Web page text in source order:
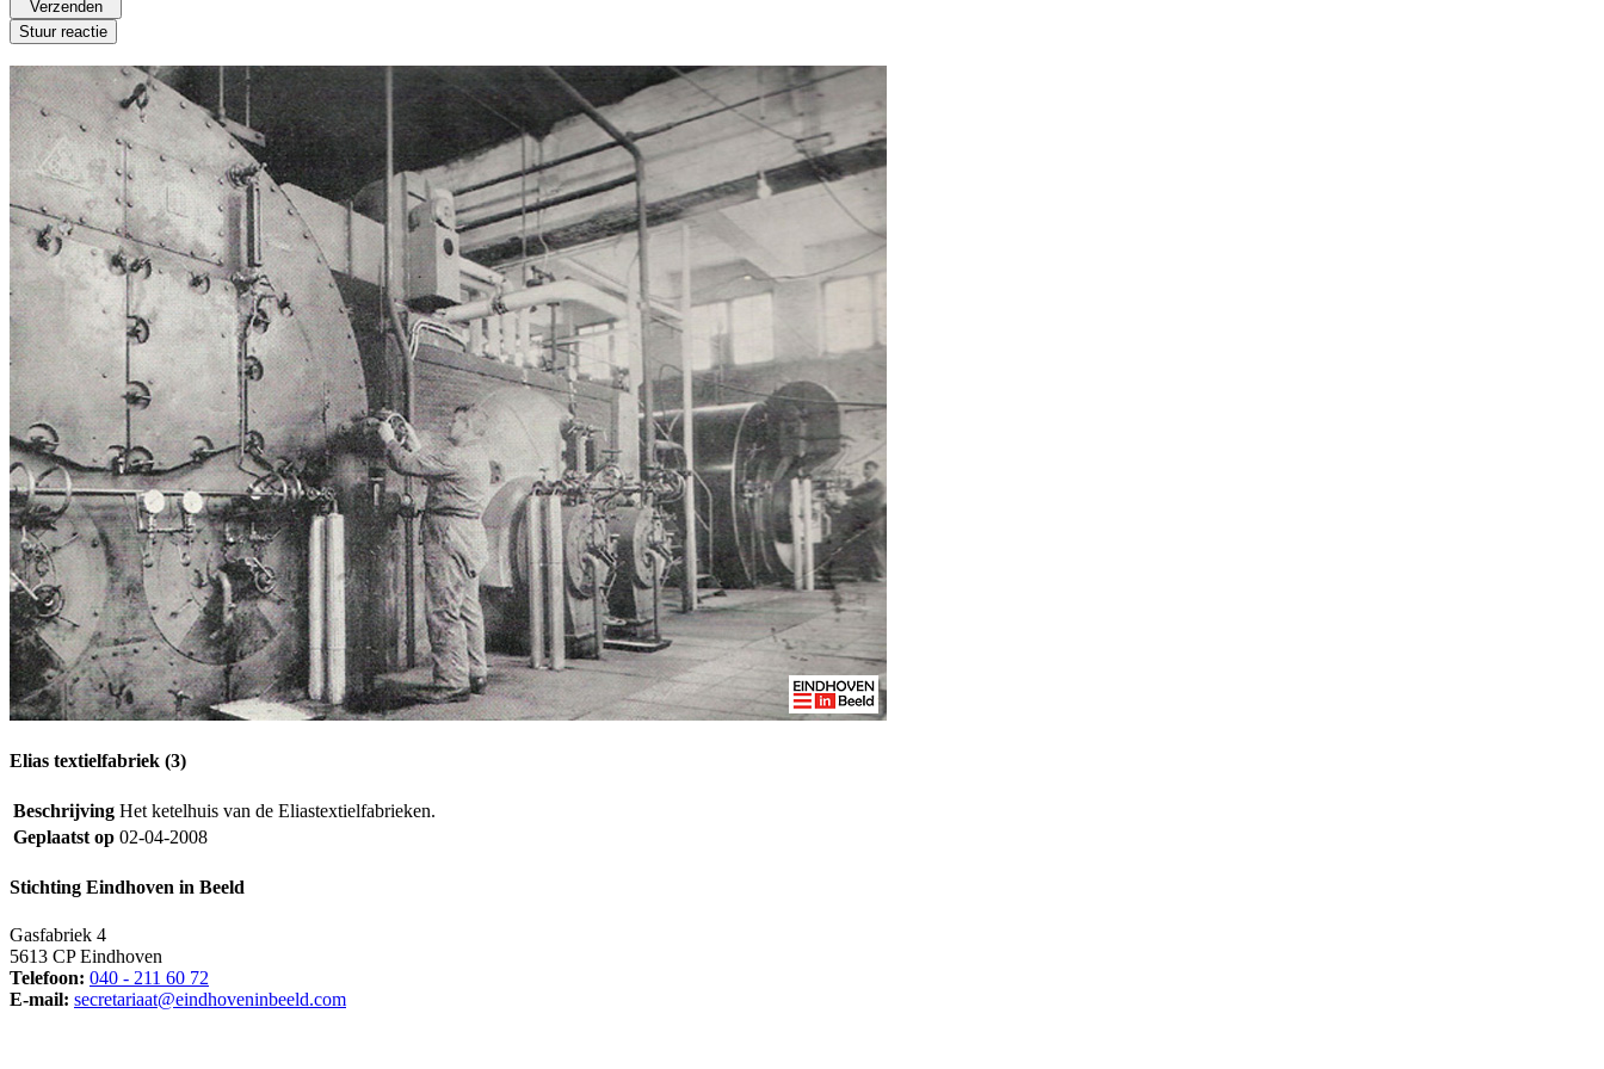
Elias textielfabriek (3)
Beschrijving Het ketelhuis van de Eliastextielfabrieken.
Geplaatst op 02-04-2008
Stichting Eindhoven in Beeld
Gasfabriek 4
5613 CP Eindhoven
Telefoon: 040 - 211 60 72
E-mail: secretariaat@eindhoveninbeeld.com